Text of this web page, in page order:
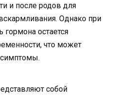
и после родов для
Однако при
гормона остается
что может
собой